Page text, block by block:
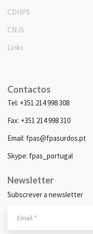
CDHPS
CNJS
Links
Contactos
Tel: +351 214 998 308
Fax: +351 214 998 310
Email: fpas@fpasurdos.pt
Skype: fpas_portugal
Newsletter
Subscrever a newsletter